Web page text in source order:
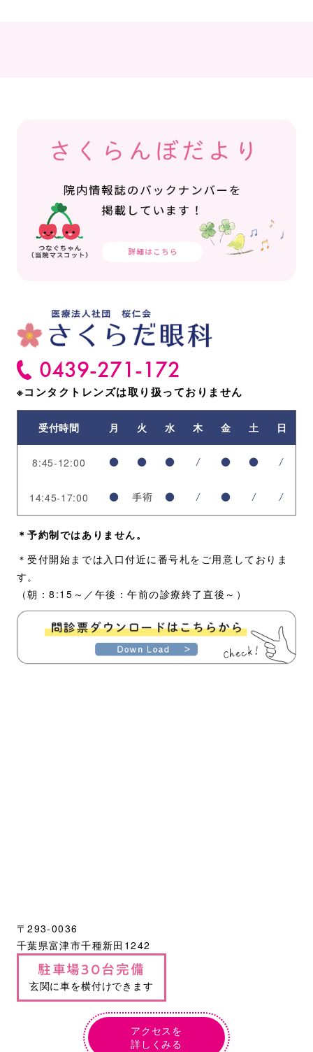
0439-271-172
※コンタクトレンズは取り扱っておりません
受付時間 月 火 水 木 金 土 日
8:45-12:00 ● ● ● / ● ● /
14:45-17:00 ● 手術 ● / ● / /
＊予約制ではありません。
＊受付開始までは入口付近に番号札をご用意しておりま
す。
（朝：8:15～／午後：午前の診療終了直後～）
〒293-0036
千葉県富津市千種新田1242
駐車場30台完備
玄関に車を横付けできます
アクセスを
詳しくみる